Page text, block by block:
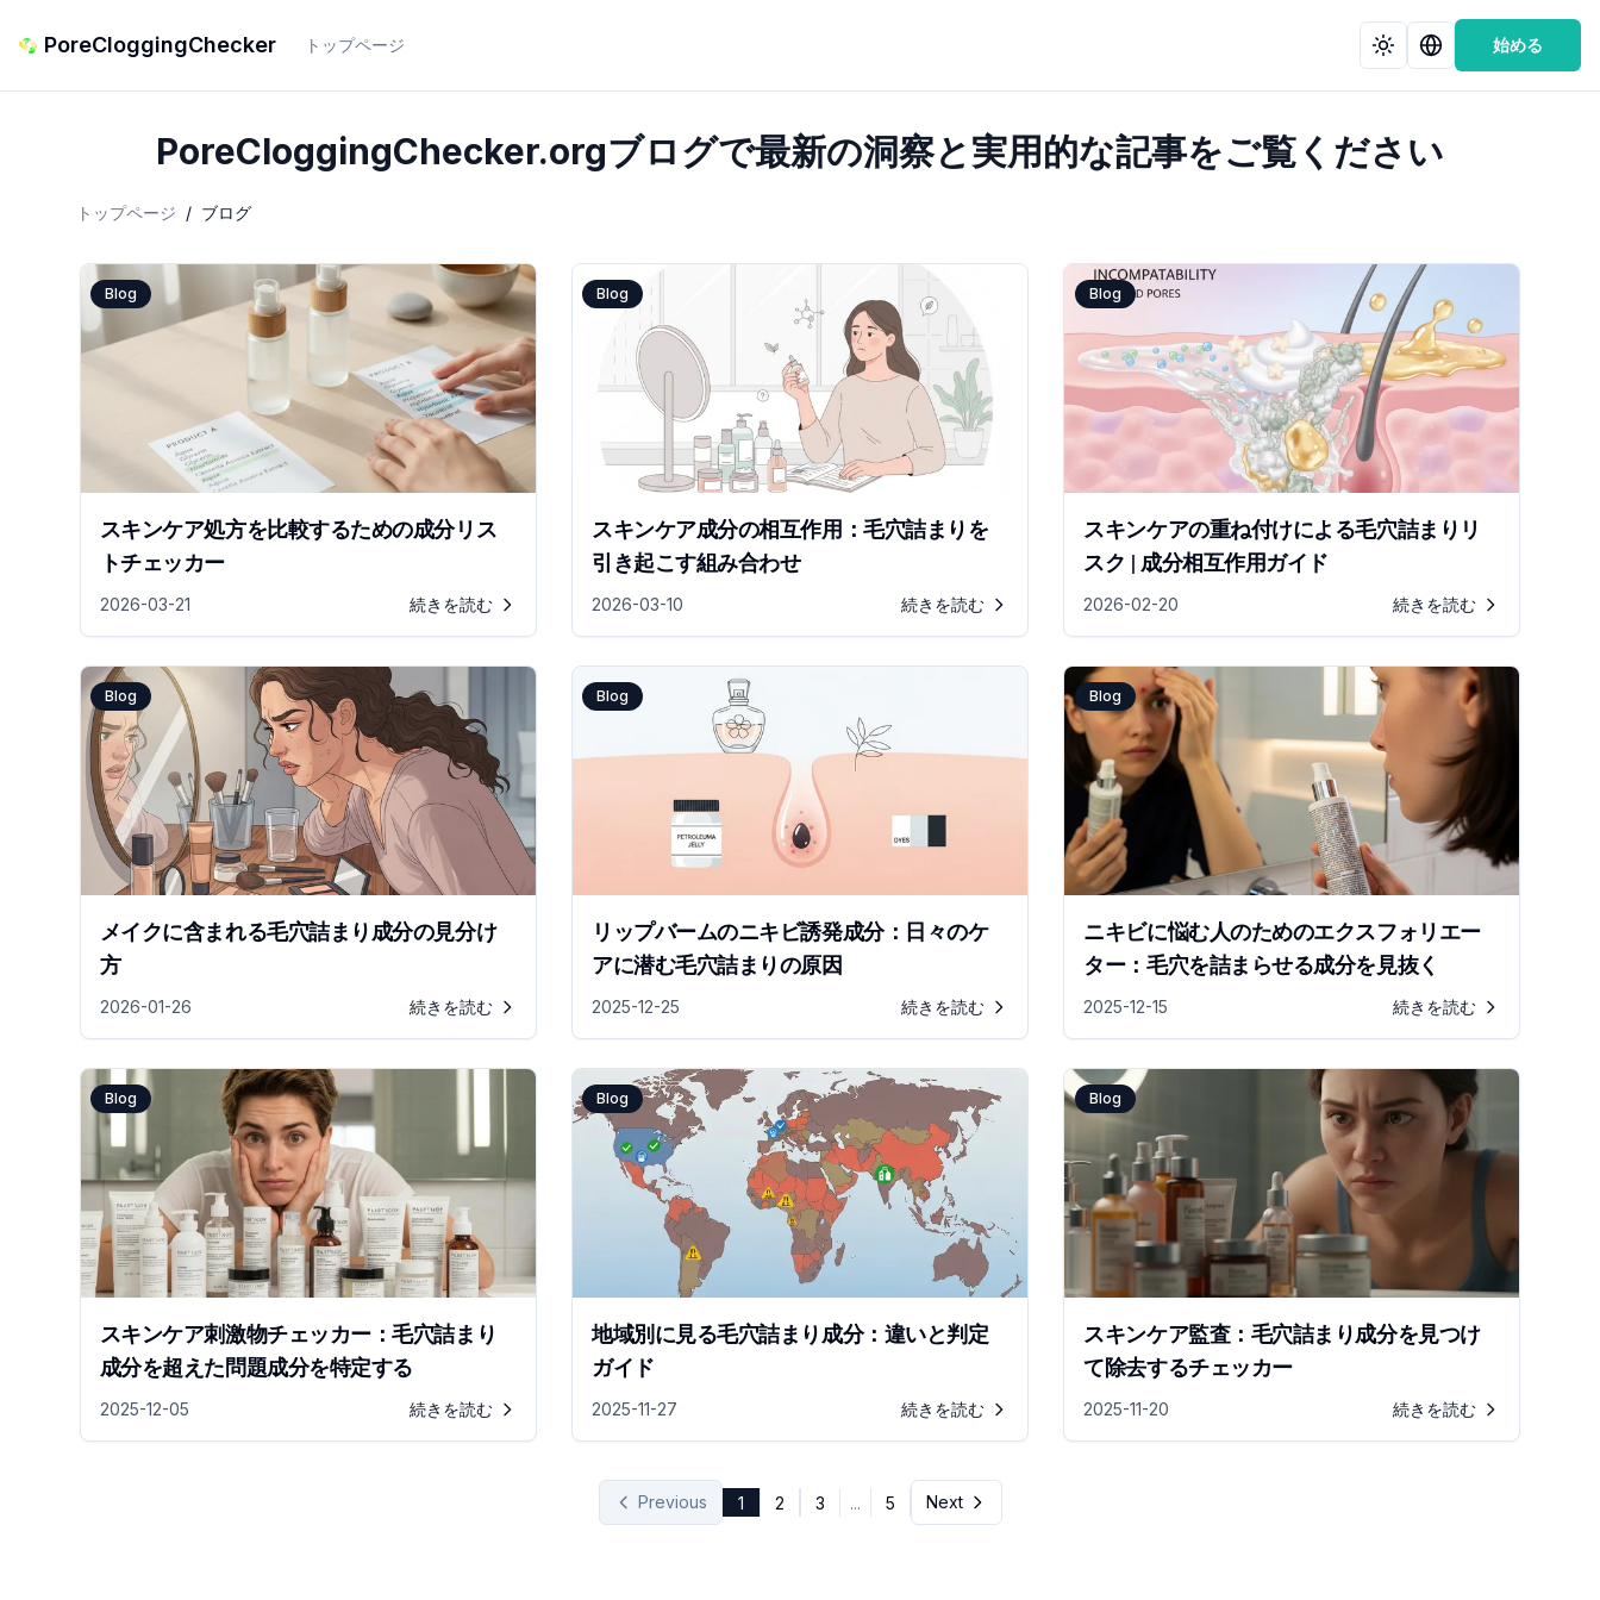
PoreCloggingChecker トップページ 始める
PoreCloggingChecker.orgブログで最新の洞察と実用的な記事をご覧ください
トップページ / ブログ
Blog
スキンケア処方を比較するための成分リス
トチェッカー
2026-03-21 続きを読む
Blog
スキンケア成分の相互作用：毛穴詰まりを
引き起こす組み合わせ
2026-03-10 続きを読む
Blog
スキンケアの重ね付けによる毛穴詰まりリ
スク | 成分相互作用ガイド
2026-02-20 続きを読む
Blog
メイクに含まれる毛穴詰まり成分の見分け
方
2026-01-26 続きを読む
Blog
リップバームのニキビ誘発成分：日々のケ
アに潜む毛穴詰まりの原因
2025-12-25 続きを読む
Blog
ニキビに悩む人のためのエクスフォリエー
ター：毛穴を詰まらせる成分を見抜く
2025-12-15 続きを読む
Blog
スキンケア刺激物チェッカー：毛穴詰まり
成分を超えた問題成分を特定する
2025-12-05 続きを読む
Blog
地域別に見る毛穴詰まり成分：違いと判定
ガイド
2025-11-27 続きを読む
Blog
スキンケア監査：毛穴詰まり成分を見つけ
て除去するチェッカー
2025-11-20 続きを読む
Previous 1 2 3 ... 5 Next